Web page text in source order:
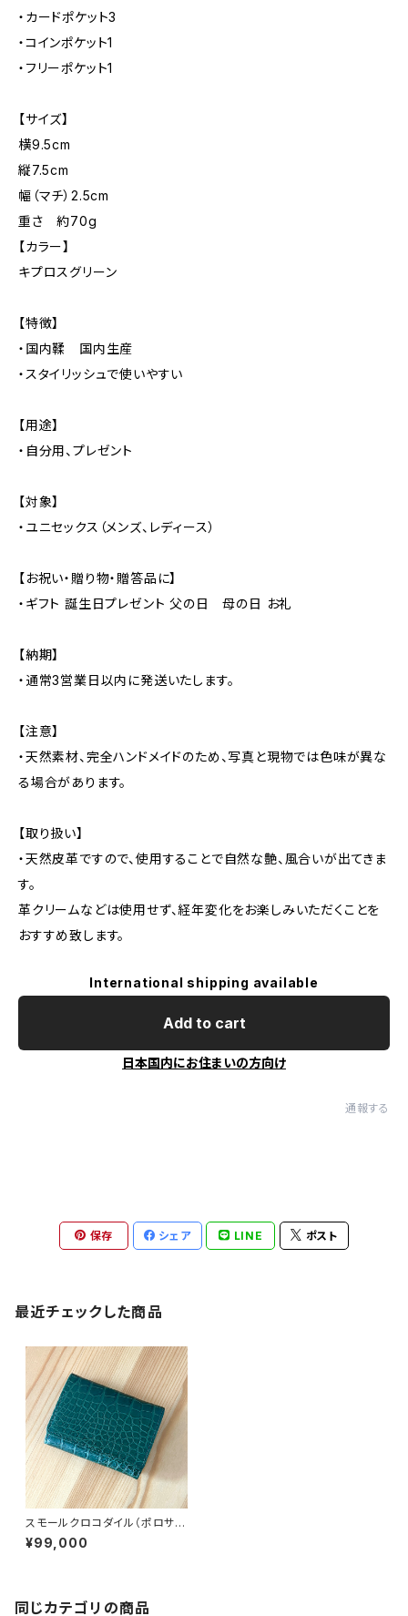
・カードポケット3
・コインポケット1
・フリーポケット1
【サイズ】
横9.5cm
縦7.5cm
幅（マチ）2.5cm
重さ 約70g
【カラー】
キプロスグリーン
【特徴】
・国内鞣 国内生産
・スタイリッシュで使いやすい
【用途】
・自分用、プレゼント
【対象】
・ユニセックス（メンズ、レディース）
【お祝い・贈り物・贈答品に】
・ギフト 誕生日プレゼント 父の日 母の日 お礼
【納期】
・通常3営業日以内に発送いたします。
【注意】
・天然素材、完全ハンドメイドのため、写真と現物では色味が異な
る場合があります。
【取り扱い】
・天然皮革ですので、使用することで自然な艶、風合いが出てきま
す。
革クリームなどは使用せず、経年変化をお楽しみいただくことを
おすすめ致します。
International shipping available
Add to cart
日本国内にお住まいの方向け
通報する
保存 シェア LINE ポスト
最近チェックした商品
スモールクロコダイル（ポロサ
ス） コンパクトウォレット 三
つ折り キプロスグリーン
¥99,000
同じカテゴリの商品